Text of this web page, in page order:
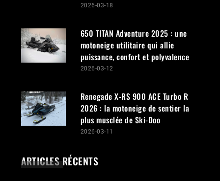
Gérer le consentement aux témoins
2026-03-18
650 TITAN Adventure 2025 : une
motoneige utilitaire qui allie
puissance, confort et polyvalence
2026-03-12
Renegade X-RS 900 ACE Turbo R
2026 : la motoneige de sentier la
plus musclée de Ski-Doo
2026-03-11
ARTICLES RÉCENTS